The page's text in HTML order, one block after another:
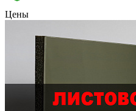
Цены